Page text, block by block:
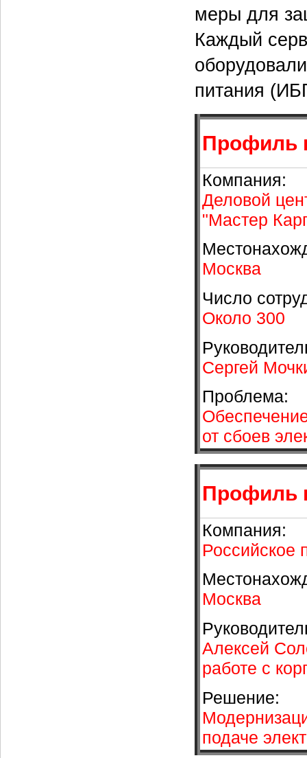
меры для
Каждый
питания
Профиль
Компания:
Деловой
"Мастер
Москва
Число
Около 300
Сергей
Проблема:
от сбоев
Профиль
Компания:
Российское
Москва
Алексей
работе с
Решение:
подаче